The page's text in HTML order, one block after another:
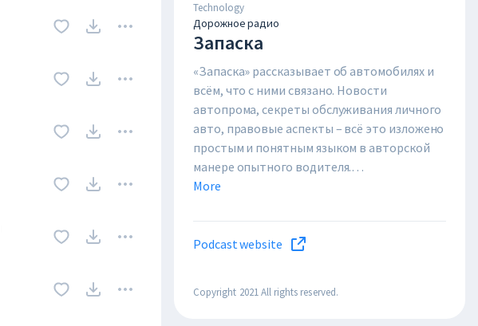
Technology
Дорожное радио
Запаска
«Запаска» рассказывает об автомобилях и
всём, что с ними связано. Новости
автопрома, секреты обслуживания личного
авто, правовые аспекты – всё это изложено
простым и понятным языком в авторской
манере опытного водителя.
More
Podcast website
Copyright 2021 All rights reserved.